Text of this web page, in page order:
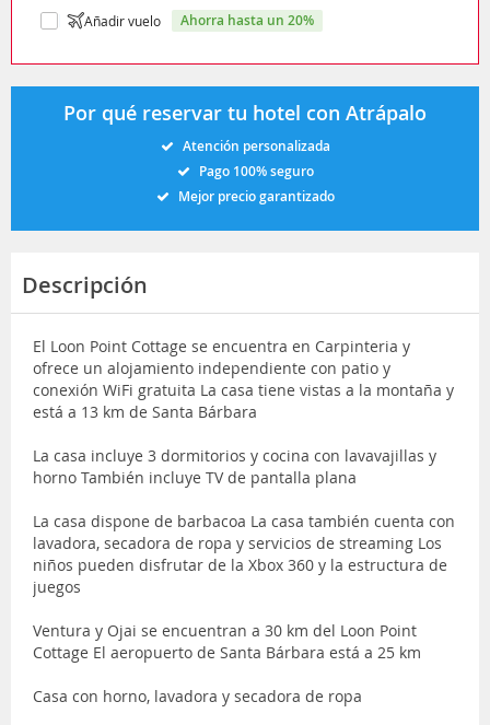
Añadir vuelo ahorra hasta un 20%
Por qué reservar tu hotel con Atrápalo
Atención personalizada
Pago 100% seguro
Mejor precio garantizado
Descripción
El Loon Point Cottage se encuentra en Carpinteria y
ofrece un alojamiento independiente con patio y
conexión WiFi gratuita La casa tiene vistas a la montaña y
está a 13 km de Santa Bárbara
La casa incluye 3 dormitorios y cocina con lavavajillas y
horno También incluye TV de pantalla plana
La casa dispone de barbacoa La casa también cuenta con
lavadora, secadora de ropa y servicios de streaming Los
niños pueden disfrutar de la Xbox 360 y la estructura de
juegos
Ventura y Ojai se encuentran a 30 km del Loon Point
Cottage El aeropuerto de Santa Bárbara está a 25 km
Casa con horno, lavadora y secadora de ropa